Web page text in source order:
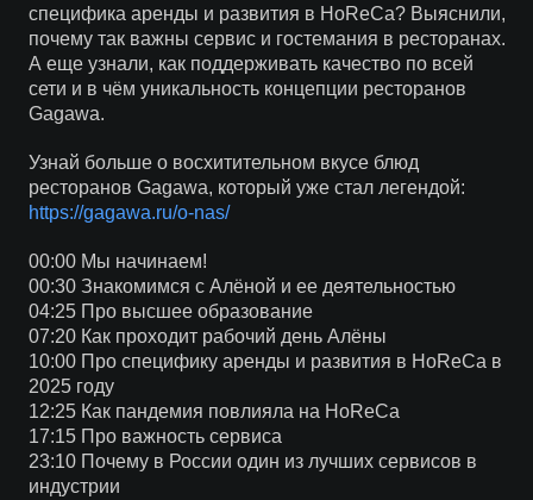
специфика аренды и развития в HoReCa? Выяснили,
почему так важны сервис и гостемания в ресторанах.
А еще узнали, как поддерживать качество по всей
сети и в чём уникальность концепции ресторанов
Gagawa.
Узнай больше о восхитительном вкусе блюд
ресторанов Gagawa, который уже стал легендой:
https://gagawa.ru/o-nas/
00:00 Мы начинаем!
00:30 Знакомимся с Алёной и ее деятельностью
04:25 Про высшее образование
07:20 Как проходит рабочий день Алёны
10:00 Про специфику аренды и развития в HoReCa в
2025 году
12:25 Как пандемия повлияла на HoReCa
17:15 Про важность сервиса
23:10 Почему в России один из лучших сервисов в
индустрии